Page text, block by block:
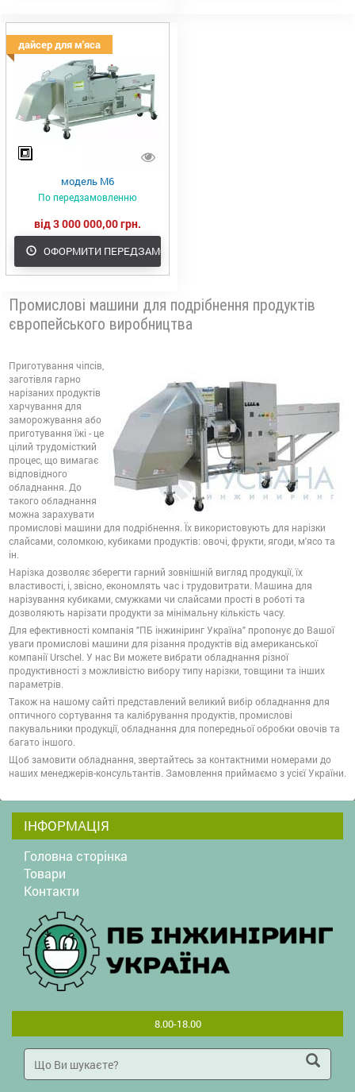
дайсер для м'яса
модель М6
По передзамовленню
від 3 000 000,00 грн.
ОФОРМИТИ ПЕРЕДЗАМОВЛЕННЯ
Промислові машини для подрібнення продуктів
європейського виробництва
Приготування чіпсів,
заготівля гарно
нарізаних продуктів
харчування для
заморожування або
приготування їжі - це
цілий трудомісткий
процес, що вимагає
відповідного
обладнання. До
такого обладнання
можна зарахувати
промислові машини для подрібнення. Їх використовують для нарізки
слайсами, соломкою, кубиками продуктів: овочі, фрукти, ягоди, м'ясо та
ін.
Нарізка дозволяє зберегти гарний зовнішній вигляд продукції, їх
властивості, і, звісно, економлять час і трудовитрати. Машина для
нарізування кубиками, смужками чи слайсами прості в роботі та
дозволяють нарізати продукти за мінімальну кількість часу.
Для ефективності компанія "ПБ інжиніринг Україна" пропонує до Вашої
уваги промислові машини для різання продуктів від американської
компанії Urschel. У нас Ви можете вибрати обладнання різної
продуктивності з можливістю вибору типу нарізки, товщини та інших
параметрів.
Також на нашому сайті представлений великий вибір обладнання для
оптичного сортування та калібрування продуктів, промислові
пакувальники продукції, обладнання для попередньої обробки овочів та
багато іншого.
Щоб замовити обладнання, звертайтесь за контактними номерами до
наших менеджерів-консультантів. Замовлення приймаємо з усієї України.
ІНФОРМАЦІЯ
Головна сторінка
Товари
Контакти
8.00-18.00